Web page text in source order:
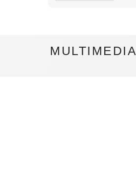
MULTIMEDIA